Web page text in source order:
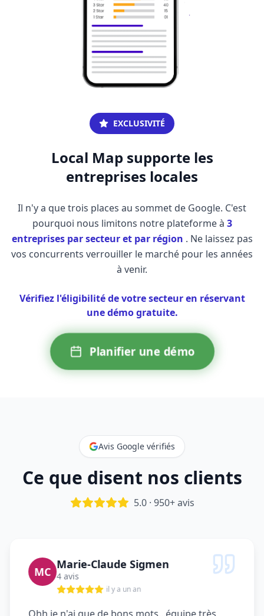
EXCLUSIVITÉ
Local Map supporte les
entreprises locales
Il n'y a que trois places au sommet de Google. C'est
pourquoi nous limitons notre plateforme à 3
entreprises par secteur et par région . Ne laissez pas
vos concurrents verrouiller le marché pour les années
à venir.
Vérifiez l'éligibilité de votre secteur en réservant
une démo gratuite.
Planifier une démo
Avis Google vérifiés
Ce que disent nos clients
5.0 · 950+ avis
MC
Marie-Claude Sigmen
4 avis
il y a un an